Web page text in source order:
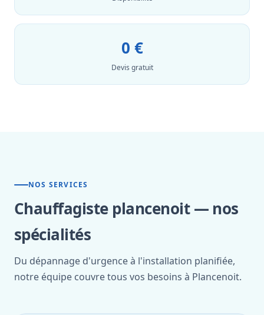
0 €
Devis gratuit
NOS SERVICES
Chauffagiste plancenoit — nos
spécialités
Du dépannage d'urgence à l'installation planifiée,
notre équipe couvre tous vos besoins à Plancenoit.